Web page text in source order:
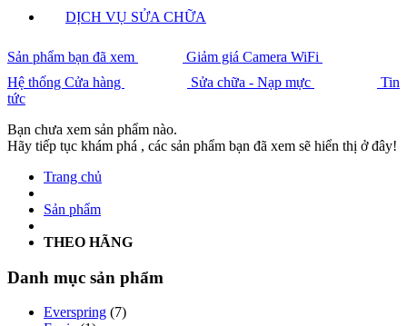
DỊCH VỤ SỬA CHỮA
Sản phẩm bạn đã xem
Giảm giá Camera WiFi
Hệ thống Cửa hàng
Sửa chữa - Nạp mực
Tin
tức
Bạn chưa xem sản phẩm nào.
Hãy tiếp tục khám phá , các sản phẩm bạn đã xem sẽ hiển thị ở đây!
Trang chủ
Sản phẩm
THEO HÃNG
Danh mục sản phẩm
Everspring (7)